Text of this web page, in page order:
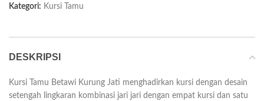
Kategori: Kursi Tamu
DESKRIPSI
Kursi Tamu Betawi Kurung Jati menghadirkan kursi dengan desain
setengah lingkaran kombinasi jari jari dengan empat kursi dan satu